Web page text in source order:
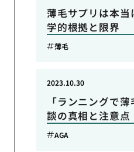
薄毛サプリは本当
学的根拠と限界
薄毛
「ランニングで
談の真相と注意点
2023.10.30
AGA